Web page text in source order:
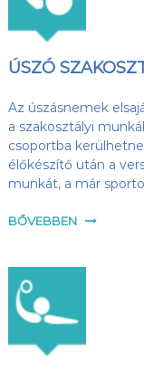
ÚSZÓ
Az úszásnemek
a szakosztályi
csoportba
élőkészítő után a
munkát, a már
BŐVEBBEN